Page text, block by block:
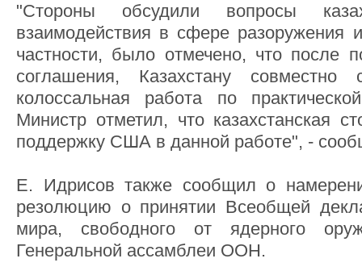
"Стороны обсудили вопросы
взаимодействия в сфере разоружения
частности, было отмечено, что после
соглашения, Казахстану
колоссальная работа по
Министр отметил, что казахстанская
поддержку США в данной работе", -
Е. Идрисов также сообщил о
резолюцию о принятии Всеобщей
мира, свободного от ядерного
Генеральной ассамблеи ООН.